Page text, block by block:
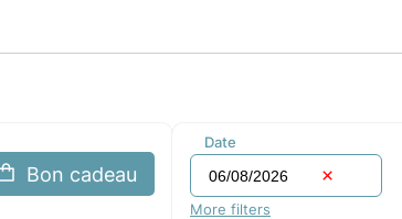
Bon cadeau
Date
More filters